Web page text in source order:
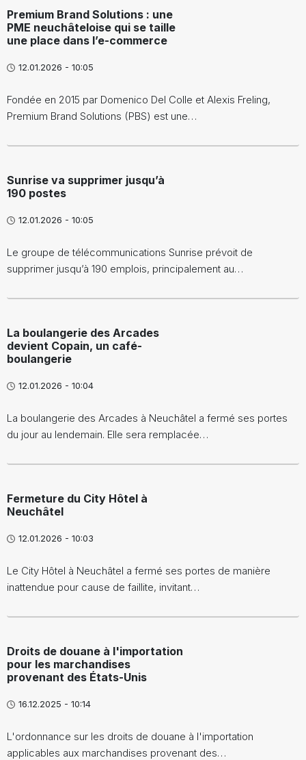
Premium Brand Solutions : une
PME neuchâteloise qui se taille
une place dans l’e-commerce
12.01.2026 - 10:05
Fondée en 2015 par Domenico Del Colle et Alexis Freling,
Premium Brand Solutions (PBS) est une…
Sunrise va supprimer jusqu’à
190 postes
12.01.2026 - 10:05
Le groupe de télécommunications Sunrise prévoit de
supprimer jusqu’à 190 emplois, principalement au…
La boulangerie des Arcades
devient Copain, un café-
boulangerie
12.01.2026 - 10:04
La boulangerie des Arcades à Neuchâtel a fermé ses portes
du jour au lendemain. Elle sera remplacée…
Fermeture du City Hôtel à
Neuchâtel
12.01.2026 - 10:03
Le City Hôtel à Neuchâtel a fermé ses portes de manière
inattendue pour cause de faillite, invitant…
Droits de douane à l'importation
pour les marchandises
provenant des États-Unis
16.12.2025 - 10:14
L'ordonnance sur les droits de douane à l'importation
applicables aux marchandises provenant des…